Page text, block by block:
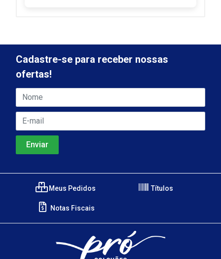
Cadastre-se para receber nossas
ofertas!
Meus Pedidos Títulos
Notas Fiscais